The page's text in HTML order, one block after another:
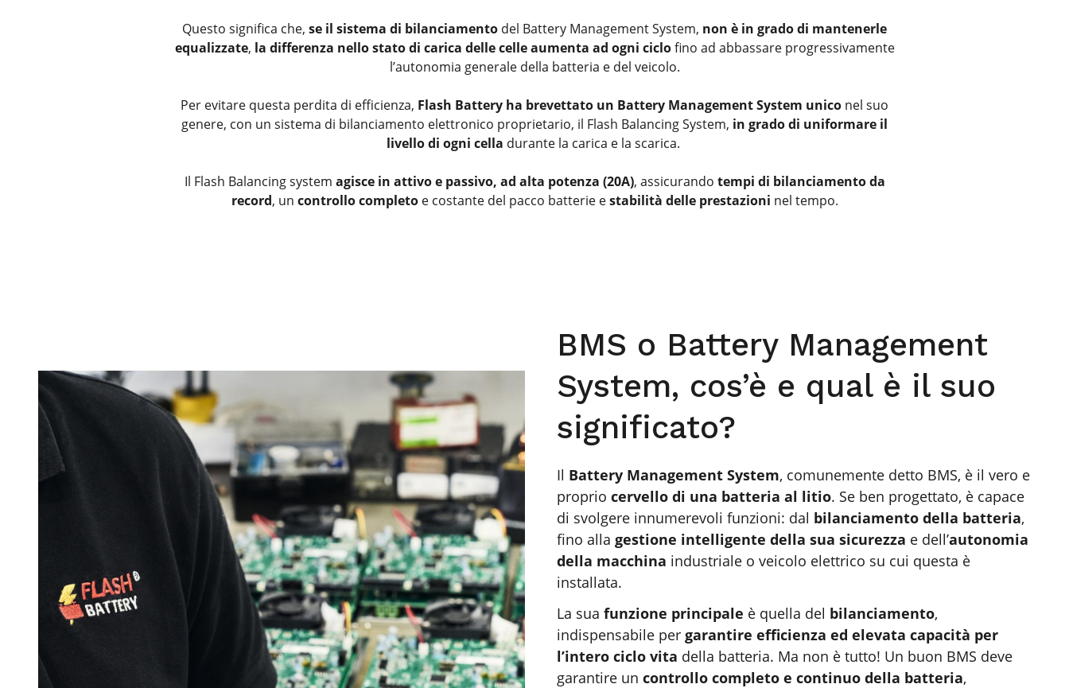
Questo significa che, se il sistema di bilanciamento del Battery Management System, non è in grado di mantenerle
equalizzate, la differenza nello stato di carica delle celle aumenta ad ogni ciclofino ad abbassare progressivamente
l’autonomia generale della batteria e del veicolo.
Per evitare questa perdita di efficienza, Flash Battery ha brevettato un Battery Management System unico nel suo
genere, con un sistema di bilanciamento elettronico proprietario, il Flash Balancing System, in grado di uniformare il
livello di ogni cella durante la carica e la scarica.
Il Flash Balancing system agisce in attivo e passivo, ad alta potenza (20A), assicurando tempi di bilanciamento da
record, un controllo completoe costante del pacco batterie estabilità delle prestazioni nel tempo.
BMS o Battery Management
System, cos’è e qual è il suo
significato?
Il Battery Management System, comunemente detto BMS, è il vero e
proprio cervello di una batteria al litio. Se ben progettato, è capace
di svolgere innumerevoli funzioni: dal bilanciamento della batteria,
fino alla gestione intelligente della sua sicurezza e dell’autonomia
della macchina industriale o veicolo elettrico su cui questa è
installata.
La sua funzione principale è quella del bilanciamento,
indispensabile per garantire efficienza ed elevata capacità per
l’intero ciclo vita della batteria. Ma non è tutto! Un buon BMS deve
garantire un controllo completo e continuo della batteria,